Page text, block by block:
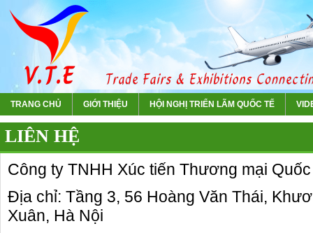
TRANG CHỦ GIỚI THIỆU HỘI NGHỊ TRIỂN LÃM QUỐC TẾ
LIÊN HỆ
Công ty TNHH Xúc tiến Thương mại
Địa chỉ: Tầng 3, 56 Hoàng Văn Thái,
Xuân, Hà Nội